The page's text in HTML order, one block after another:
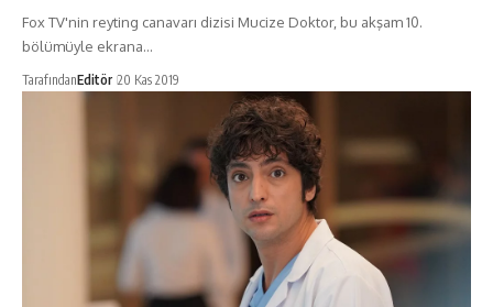
Fox TV'nin reyting canavarı dizisi Mucize Doktor, bu akşam 10.
bölümüyle ekrana…
TarafındanEditör 20 Kas 2019